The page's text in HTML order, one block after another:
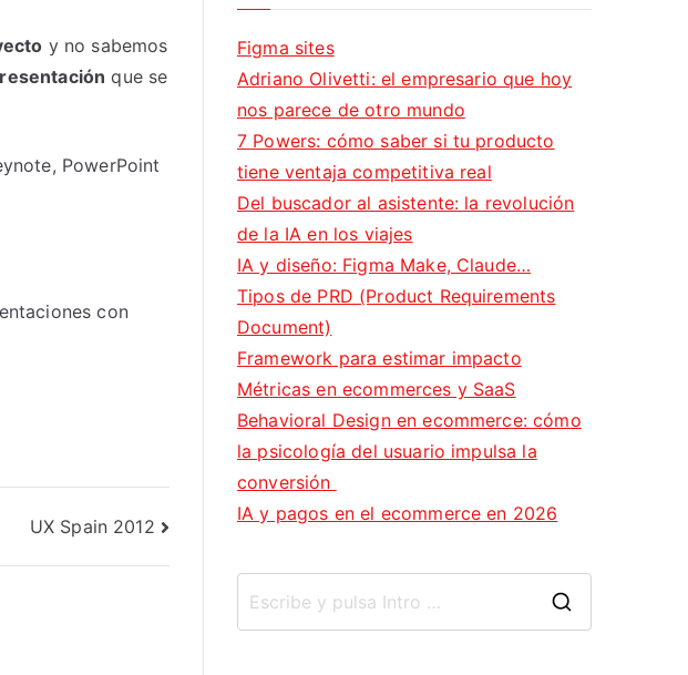
y no sabemos
que se
PowerPoint
con
UX Spain 2012
Figma sites
Adriano Olivetti: el empresario que hoy
nos parece de otro mundo
7 Powers: cómo saber si tu producto
tiene ventaja competitiva real
Del buscador al asistente: la revolución
de la IA en los viajes
IA y diseño: Figma Make, Claude…
Tipos de PRD (Product Requirements
Document)
Framework para estimar impacto
Métricas en ecommerces y SaaS
Behavioral Design en ecommerce: cómo
la psicología del usuario impulsa la
conversión
IA y pagos en el ecommerce en 2026